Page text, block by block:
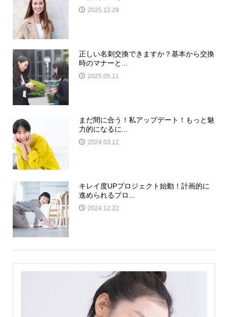
2025.12.29
正しい名刺交換できますか？基本から交換
時のマナーと...
2025.05.11
まだ間に合う！私アップデート！もっと魅
力的になるに...
2024.03.12
キレイ度UPプロジェクト始動！計画的に
進められるプロ...
2024.12.22